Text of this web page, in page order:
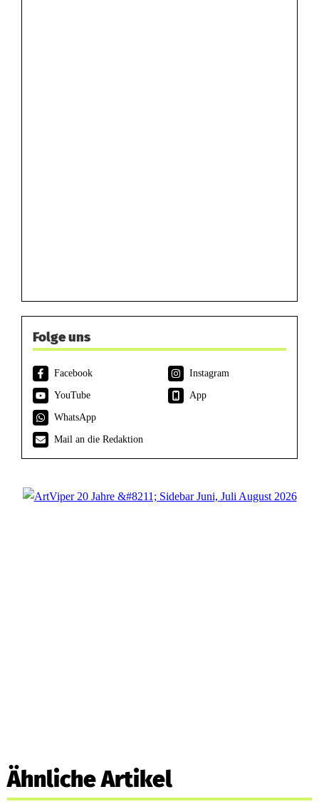
Folge uns
Facebook
Instagram
YouTube
App
WhatsApp
Mail an die Redaktion
Ähnliche Artikel